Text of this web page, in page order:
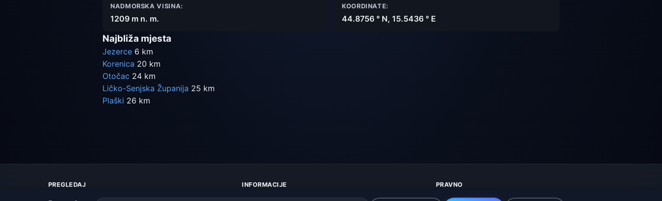
NADMORSKA VISINA:
1209 m n. m.
KOORDINATE:
44.8756 ° N, 15.5436 ° E
Najbliža mjesta
Jezerce 6 km
Korenica 20 km
Otočac 24 km
Ličko-Senjska Županija 25 km
Plaški 26 km
PREGLEDAJ INFORMACIJE
O nama
PRAVNO
Zaštita privatnosti